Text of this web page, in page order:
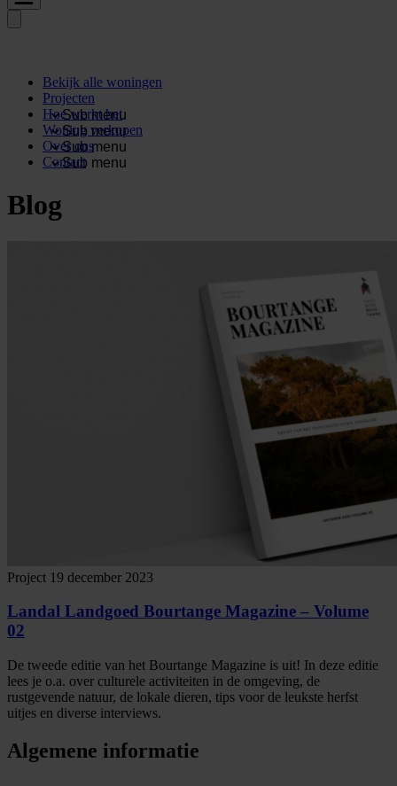
Bekijk alle woningen
Projecten
Sub menu
Hoe werkt het
Sub menu
Woning verkopen
Sub menu
Over ons
Sub menu
Contact
Blog
Project 19 december 2023
Landal Landgoed Bourtange Magazine – Volume
02
De tweede editie van het Bourtange Magazine is uit! In deze editie
lees je o.a. over culturele activiteiten in de omgeving, de
rustgevende natuur, de lokale dieren, tips voor de leukste herfst
uitjes en diverse interviews.
Algemene informatie